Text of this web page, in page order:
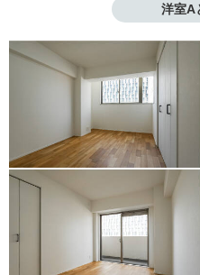
洋室A